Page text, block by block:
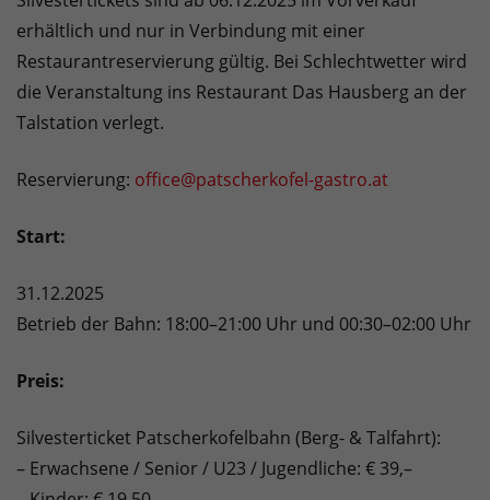
erhältlich und nur in Verbindung mit einer
Restaurantreservierung gültig. Bei Schlechtwetter wird
die Veranstaltung ins Restaurant Das Hausberg an der
Talstation verlegt.
Reservierung: office@patscherkofel-gastro.at
Start:
31.12.2025
Betrieb der Bahn: 18:00–21:00 Uhr und 00:30–02:00 Uhr
Preis:
Silvesterticket Patscherkofelbahn (Berg- & Talfahrt):
– Erwachsene / Senior / U23 / Jugendliche: € 39,–